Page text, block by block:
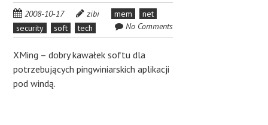
2008-10-17 zibi mem
net
security
soft tech No Comments
XMing – dobry kawałek softu dla
potrzebujących pingwiniarskich aplikacji
pod windą.